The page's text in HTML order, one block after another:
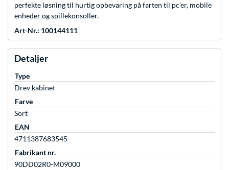
perfekte løsning til hurtig opbevaring på farten til pc'er, mobile
enheder og spillekonsoller.
Art-Nr.: 100144111
Detaljer
Type
Drev kabinet
Farve
Sort
EAN
4711387683545
Fabrikant nr.
90DD02R0-M09000